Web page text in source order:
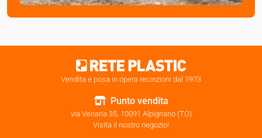
Vendita e posa in opera recinzioni dal 1973
Punto vendita
via Venaria 35, 10091 Alpignano (TO)
Visita il nostro negozio!